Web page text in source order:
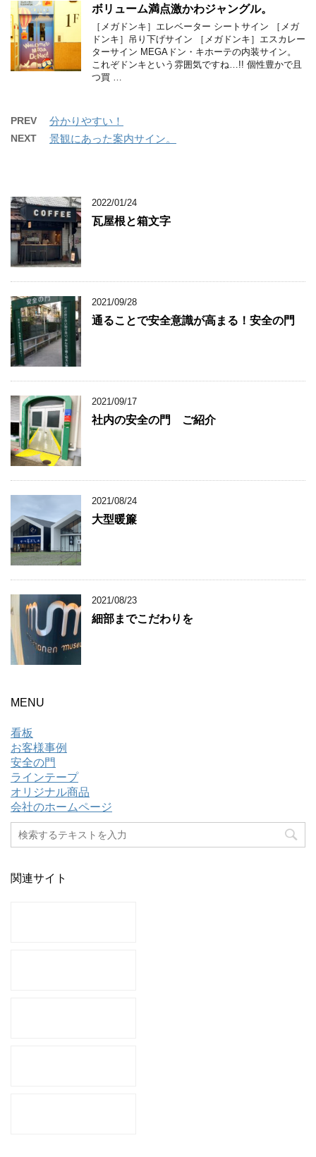
ボリューム満点激かわジャングル。
［メガドンキ］エレベーター シートサイン ［メガ
ドンキ］吊り下げサイン ［メガドンキ］エスカレー
ターサイン MEGAドン・キホーテの内装サイン。
これぞドンキという雰囲気ですね…!! 個性豊かで且
つ買 …
PREV 分かりやすい！
NEXT 景観にあった案内サイン。
2022/01/24
瓦屋根と箱文字
2021/09/28
通ることで安全意識が高まる！安全の門
2021/09/17
社内の安全の門 ご紹介
2021/08/24
大型暖簾
2021/08/23
細部までこだわりを
MENU
看板
お客様事例
安全の門
ラインテープ
オリジナル商品
会社のホームページ
関連サイト